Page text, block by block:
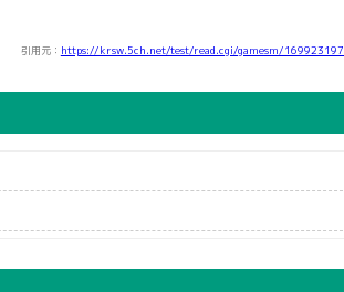
引用元： https://krsw.5ch.net/test/read.cgi/gamesm/